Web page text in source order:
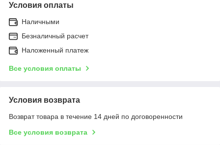
Условия оплаты
Наличными
Безналичный расчет
Наложенный платеж
Все условия оплаты
Условия возврата
Возврат товара в течение 14 дней по договоренности
Все условия возврата